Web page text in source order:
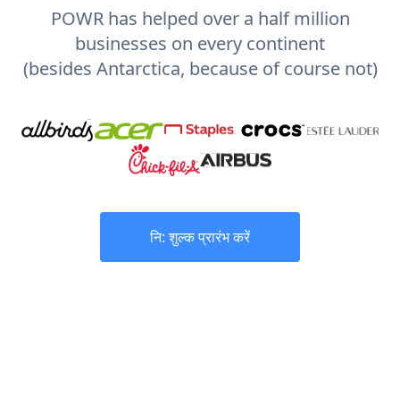
POWR has helped over a half million
businesses on every continent
(besides Antarctica, because of course not)
नि: शुल्क प्रारंभ करें